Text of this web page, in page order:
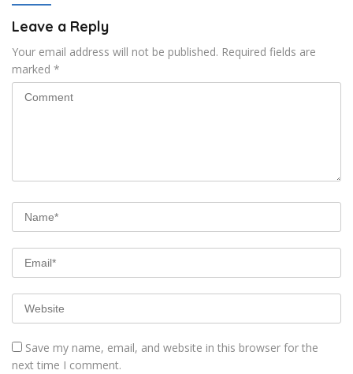
Leave a Reply
Your email address will not be published. Required fields are
marked *
Save my name, email, and website in this browser for the
next time I comment.